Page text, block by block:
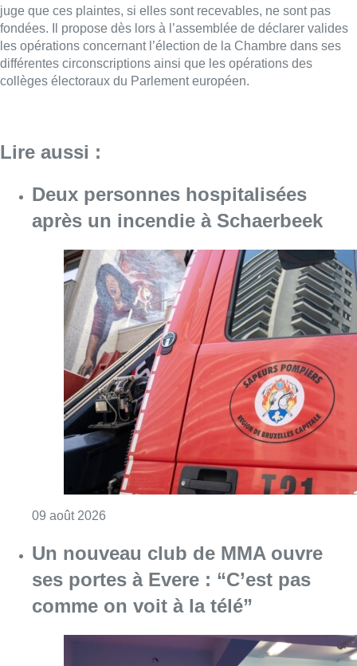
après un incendie à Schaerbeek
09 août 2026Consulter l'article "Deux personnes
Un nouveau club de MMA ouvre
ses portes à Evere : “C’est pas
comme on voit à la télé”